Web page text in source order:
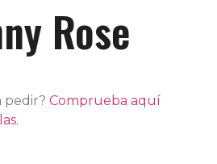
Rose
pedir? Comprueba aquí